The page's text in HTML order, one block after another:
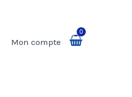
Mon compte
0